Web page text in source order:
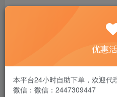
此内容为付费阅读，请付费后查看
￥
黄金会员免费
优惠
本平台24小时自助下单，欢迎代
微信：微信：2447309447